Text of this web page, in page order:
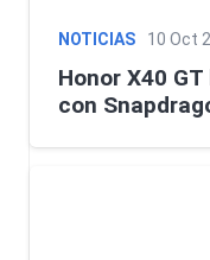
NOTICIAS 10 Oct
Honor X40
con